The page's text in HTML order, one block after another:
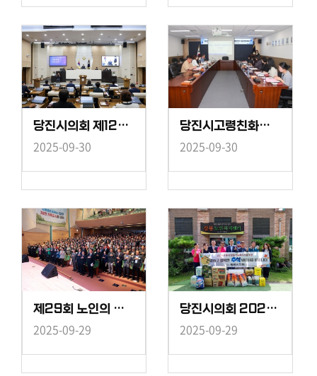
당진시의회 제123회 임시회 제2차 본회의
2025-09-30
당진시고령친화도시 조성을 위한 정책 개발 연구 중간보고회
2025-09-30
제29회 노인의 날 기념행사
2025-09-29
당진시의회 2025년 추석맞이 관내 복지시설 위문 방문
2025-09-29